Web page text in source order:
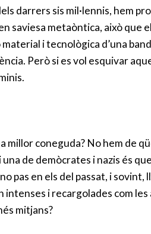
darrers sis mil·lennis, hem
saviesa metaòntica, això que
i tecnològica d’una
Però si es vol esquivar
millor coneguda? No hem de
de demòcrates i nazis és
pas en els del passat, i
i recargolades com
mitjans?